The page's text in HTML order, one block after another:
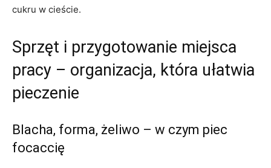
cukru w cieście.
Sprzęt i przygotowanie miejsca
pracy – organizacja, która ułatwia
pieczenie
Blacha, forma, żeliwo – w czym piec
focaccię